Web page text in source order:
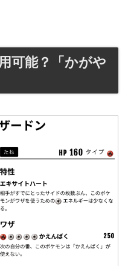
可能？「かがや